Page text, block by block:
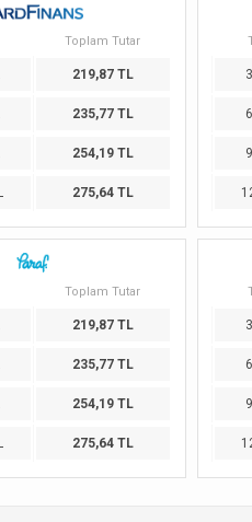
Toplam Tutar
219,87 TL
235,77 TL
254,19 TL
275,64 TL
Toplam Tutar
219,87 TL
235,77 TL
254,19 TL
275,64 TL